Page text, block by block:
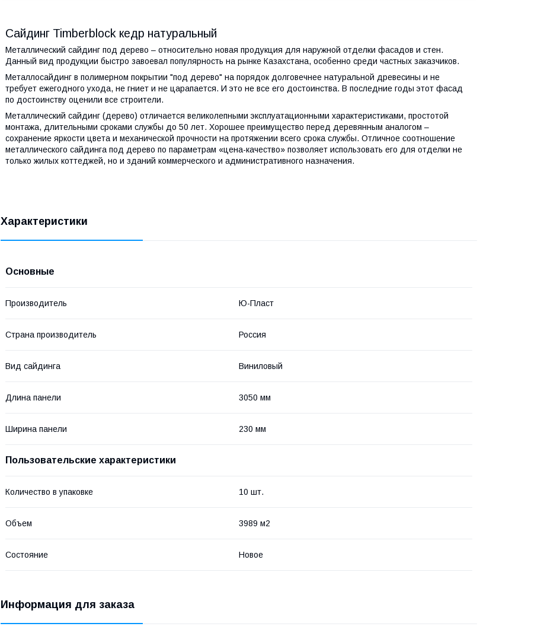
Сайдинг Timberblock кедр натуральный
Металлический сайдинг под дерево – относительно новая продукция для наружной отделки фасадов и стен.
Данный вид продукции быстро завоевал популярность на рынке Казахстана, особенно среди частных заказчиков.
Металлосайдинг в полимерном покрытии "под дерево" на порядок долговечнее натуральной древесины и не
требует ежегодного ухода, не гниет и не царапается. И это не все его достоинства. В последние годы этот фасад
по достоинству оценили все строители.
Металлический сайдинг (дерево) отличается великолепными эксплуатационными характеристиками, простотой
монтажа, длительными сроками службы до 50 лет. Хорошее преимущество перед деревянным аналогом –
сохранение яркости цвета и механической прочности на протяжении всего срока службы. Отличное соотношение
металлического сайдинга под дерево по параметрам «цена-качество» позволяет использовать его для отделки не
только жилых коттеджей, но и зданий коммерческого и административного назначения.
Характеристики
Основные
Производитель Ю-Пласт
Страна производитель Россия
Вид сайдинга Виниловый
Длина панели 3050 мм
Ширина панели 230 мм
Пользовательские характеристики
Количество в упаковке 10 шт.
Объем 3989 м2
Состояние Новое
Информация для заказа